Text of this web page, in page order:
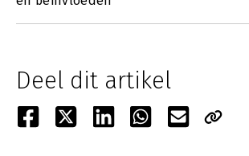
Deel dit artikel